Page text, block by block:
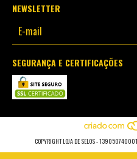
NEWSLETTER
SEGURANÇA E CERTIFICAÇÕES
COPYRIGHT LOJA DE SELOS -